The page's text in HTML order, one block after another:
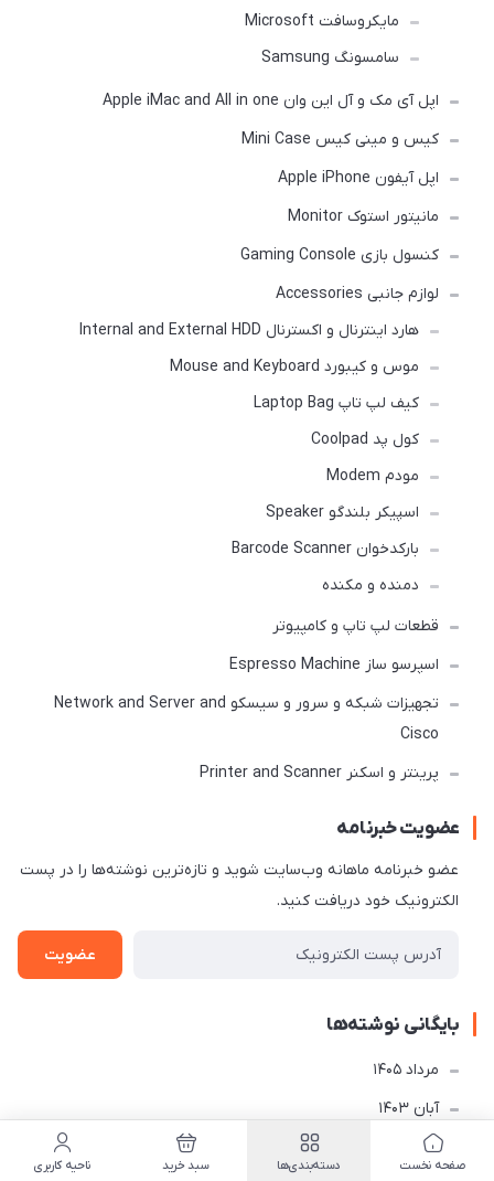
مایکروسافت Microsoft
سامسونگ Samsung
اپل آی مک و آل این وان Apple iMac and All in one
کیس و مینی کیس Mini Case
اپل آیفون Apple iPhone
مانیتور استوک Monitor
کنسول بازی Gaming Console
لوازم جانبی Accessories
هارد اینترنال و اکسترنال Internal and External HDD
موس و کیبورد Mouse and Keyboard
کیف لپ تاپ Laptop Bag
کول پد Coolpad
مودم Modem
اسپیکر بلندگو Speaker
بارکدخوان Barcode Scanner
دمنده و مکنده
قطعات لپ تاپ و کامپیوتر
اسپرسو ساز Espresso Machine
تجهیزات شبکه و سرور و سیسکو Network and Server and
Cisco
پرینتر و اسکنر Printer and Scanner
عضویت خبرنامه
عضو خبرنامه ماهانه وب‌سایت شوید و تازه‌ترین نوشته‌ها را در پست
الکترونیک خود دریافت کنید.
عضویت
بایگانی نوشته‌ها
مرداد 1405
آبان 1403
برچسب‌ها
صفحه نخست دسته‌بندی‌ها سبد خرید ناحیه کاربری